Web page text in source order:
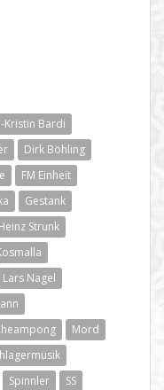
Kristin Bardi
Dirk Böhling
FM Einheit
Gestank
Strunk
Lars Nagel
Mord
Spinnler
SS